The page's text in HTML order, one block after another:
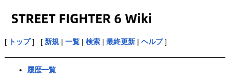
[ トップ] [ 新規| 一覧| 検索| 最終更新| ヘルプ]
履歴一覧